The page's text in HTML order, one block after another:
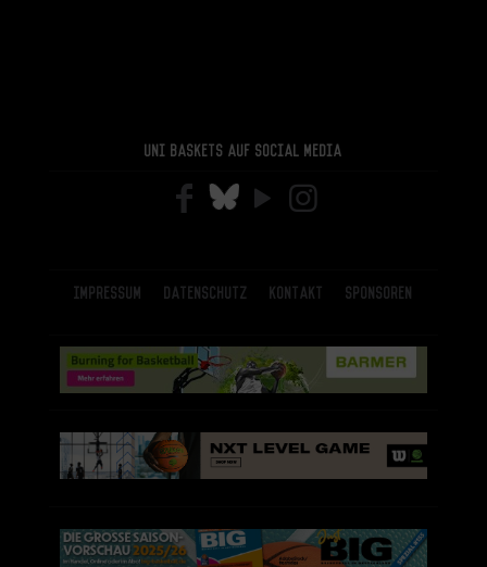
Uni Baskets auf Social Media
Impressum Datenschutz Kontakt Sponsoren